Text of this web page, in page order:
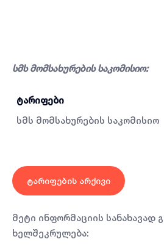
სმს მომსახურების საკომისიო:
ტარიფები
სმს მომსახურების საკომისიო
ტარიფების არქივი
მეტი ინფორმაციის
ხელშეკრულება: